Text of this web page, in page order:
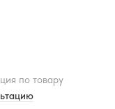
по товару